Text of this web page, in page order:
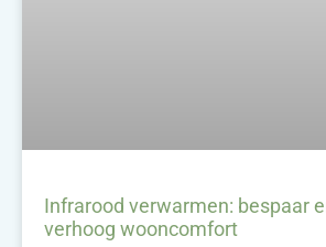
Infrarood verwarmen: bespaar
verhoog wooncomfort